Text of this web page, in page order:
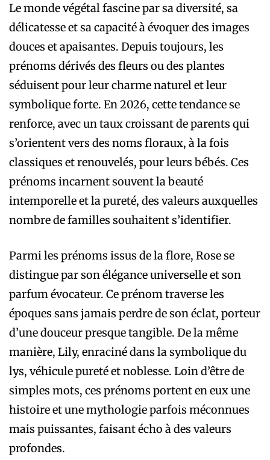
Le monde végétal fascine par sa diversité, sa
délicatesse et sa capacité à évoquer des images
douces et apaisantes. Depuis toujours, les
prénoms dérivés des fleurs ou des plantes
séduisent pour leur charme naturel et leur
symbolique forte. En 2026, cette tendance se
renforce, avec un taux croissant de parents qui
s’orientent vers des noms floraux, à la fois
classiques et renouvelés, pour leurs bébés. Ces
prénoms incarnent souvent la beauté
intemporelle et la pureté, des valeurs auxquelles
nombre de familles souhaitent s’identifier.
Parmi les prénoms issus de la flore, Rose se
distingue par son élégance universelle et son
parfum évocateur. Ce prénom traverse les
époques sans jamais perdre de son éclat, porteur
d’une douceur presque tangible. De la même
manière, Lily, enraciné dans la symbolique du
lys, véhicule pureté et noblesse. Loin d’être de
simples mots, ces prénoms portent en eux une
histoire et une mythologie parfois méconnues
mais puissantes, faisant écho à des valeurs
profondes.